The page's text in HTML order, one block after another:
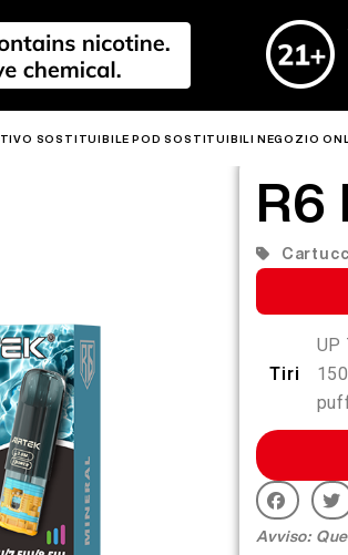
SOSTITUIBILE POD SOSTITUIBILI NEGOZIO
Scopri di più >
R6
CALDO
Scopri di più >
3.0ML R6 MAX PODS
CALDO
2.0ML R6 PRO PODS
Scopri di più >
R6
Tiri
UP
Avviso: